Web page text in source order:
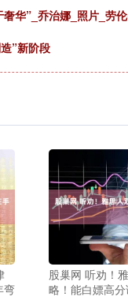
华”_乔治娜_照片_劳伦
”新阶段
弯
股巢网 听劝！
略！能白嫖高